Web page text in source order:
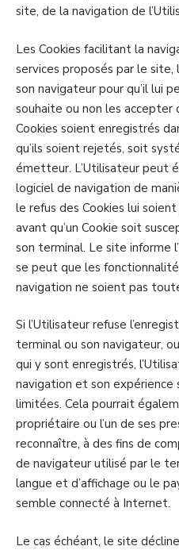
site, de la navigation de
Les Cookies facilitant la
services proposés par le
son navigateur pour qu’il lui
souhaite ou non les accepter
Cookies soient enregistrés
qu’ils soient rejetés, soit
émetteur. L’Utilisateur peut
logiciel de navigation de
le refus des Cookies lui
avant qu’un Cookie soit
son terminal. Le site informe
se peut que les
navigation ne soient pas
Si l’Utilisateur refuse
terminal ou son navigateur,
qui y sont enregistrés,
navigation et son
limitées. Cela pourrait
propriétaire ou l’un de ses
reconnaître, à des fins de
de navigateur utilisé par le
langue et d’affichage ou le
semble connecté à Internet.
Le cas échéant, le site